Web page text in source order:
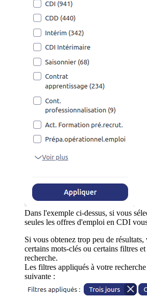
Dans l'exemple ci-dessus, si vous
seules les offres d'emploi en CDI
Si vous obtenez trop peu de
certains mots-clés ou certains filtres
recherche.
Les filtres appliqués à votre
suivante :